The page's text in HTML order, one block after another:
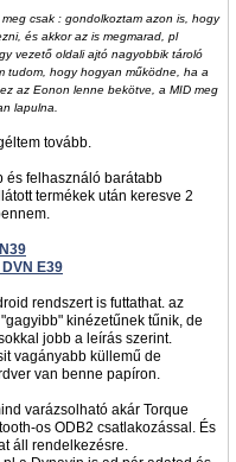
csak : gondolkoztam azon is, hogy
és akkor az is megmarad, pl
vezető oldali ajtó nagyobbik tároló
tudom, hogy hogyan működne, ha a
az Eonon lenne bekötve, a MID meg
lapulna.
tovább.
és felhasználó barátabb
termékek után keresve 2
E39
rendszert is futtathat. az
kinézetűnek tűnik, de
jobb a leírás szerint.
vagányabb küllemű de
van benne papíron.
varázsolható akár Torque
os ODB2 csatlakozással. És
áll rendelkezésre.